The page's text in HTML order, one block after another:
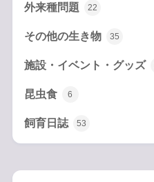
外来種問題 22
その他の生き物 35
施設・イベント・グッズ
昆虫食 6
飼育日誌 53